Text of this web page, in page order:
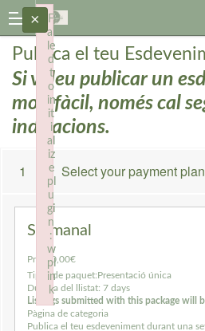
Publica el teu
Si voleu publicar un
molt fàcil, només cal
indicacions.
1 Select your payment plan
Setmanal
Preu: 0,00€
Tipus de paquet:Presentació única
Durada del llistat: 7 days
Listings submitted with this package will
Pàgina de categoria
Publica el teu esdeveniment durant una
F
ai
le
d
t
o
in
it
i
al
iz
e
pl
u
gi
n
:
w
pl
in
k
×
Failed to initialize plugin: wplink
F
ai
le
d
t
o
in
it
i
al
iz
e
pl
u
gi
n
:
w
pl
in
k
×
Failed to initialize plugin: wplink